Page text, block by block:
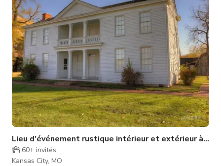
comme une « seconde maison », cet espace est bien plus
qu'une simp
Lieu d'événement rustique intérieur et extérieur à
60+ invités
Kansas City, MO